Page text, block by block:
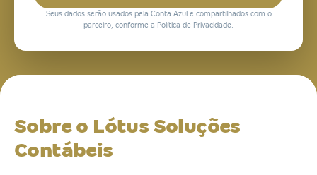
Seus dados serão usados pela Conta Azul e compartilhados com o
parceiro, conforme a Política de Privacidade.
Sobre o Lótus Soluções
Contábeis